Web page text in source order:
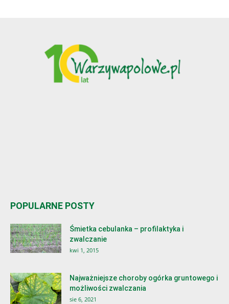
POPULARNE POSTY
Śmietka cebulanka – profilaktyka i
zwalczanie
kwi 1, 2015
Najważniejsze choroby ogórka gruntowego i
możliwości zwalczania
sie 6, 2021